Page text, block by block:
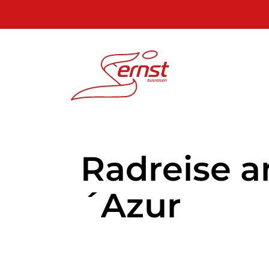
Radreise
´Azur